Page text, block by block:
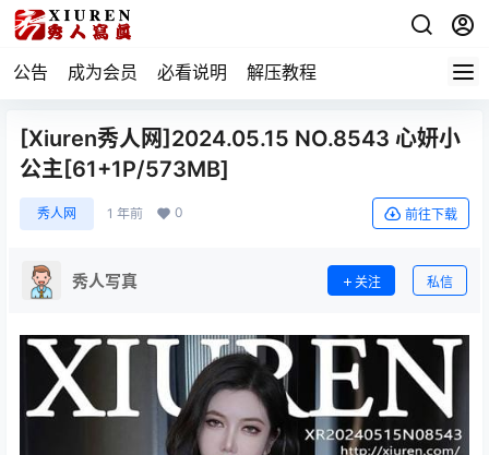
公告 成为会员 必看说明 解压教程
[Xiuren秀人网]2024.05.15 NO.8543 心妍小
公主[61+1P/573MB]
秀人网 1 年前 0 前往下载
秀人写真 关注 私信